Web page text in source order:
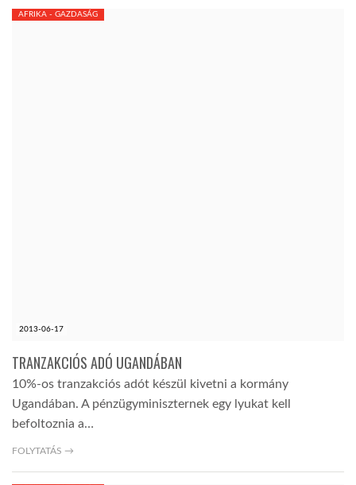
2013-06-17
AFRIKA - GAZDASÁG
TRANZAKCIÓS ADÓ UGANDÁBAN
10%-os tranzakciós adót készül kivetni a kormány
Ugandában. A pénzügyminiszternek egy lyukat kell
befoltoznia a…
FOLYTATÁS →